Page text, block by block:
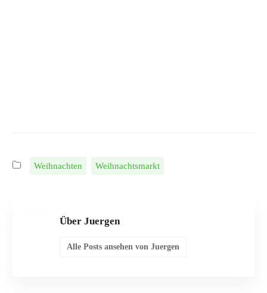
Weihnachten Weihnachtsmarkt
Über Juergen
Alle Posts ansehen von Juergen